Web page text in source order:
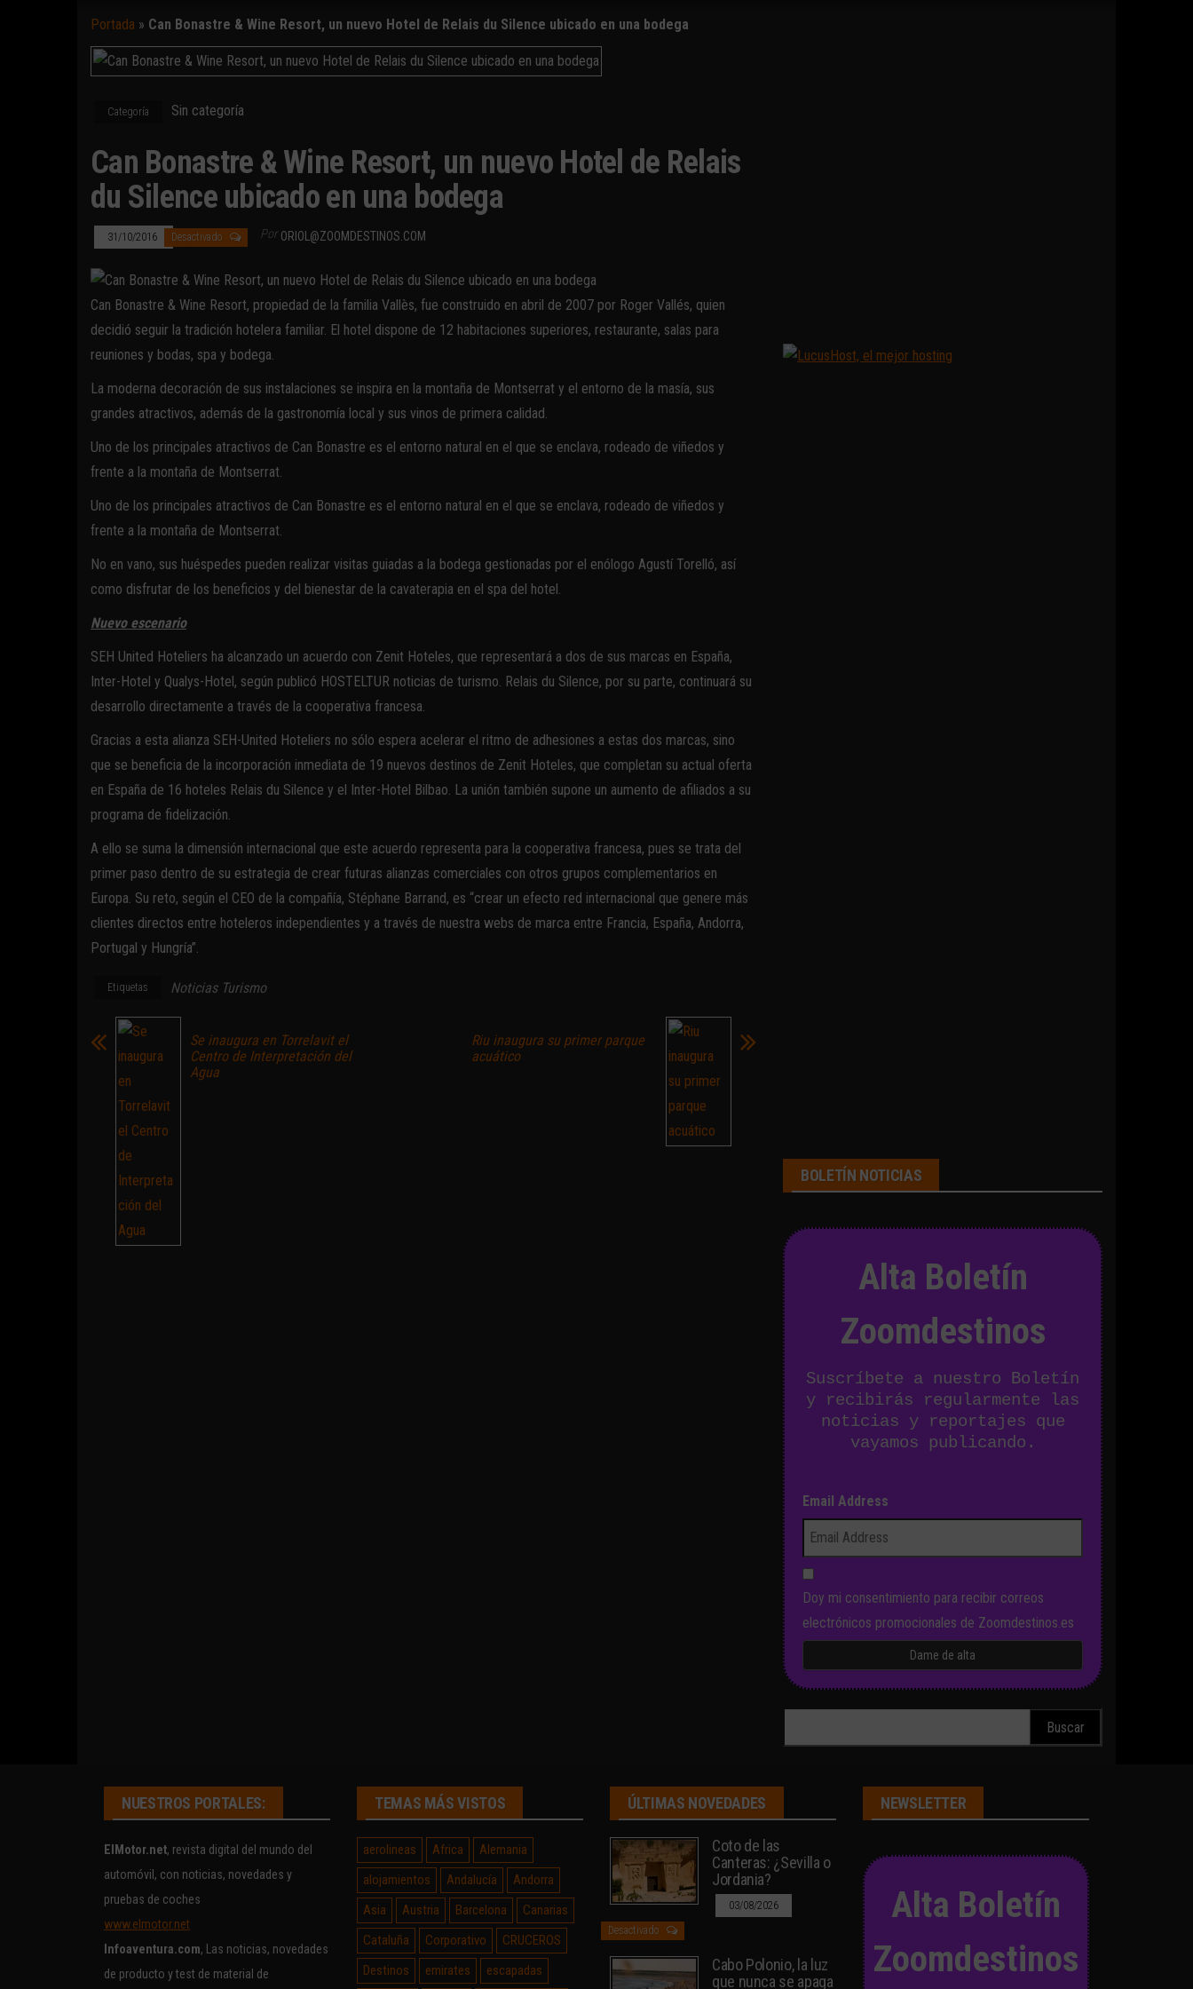
Portada » Can Bonastre & Wine Resort, un nuevo Hotel de Relais du Silence ubicado en una bodega
Categoría Sin categoría
Can Bonastre & Wine Resort, un nuevo Hotel de Relais
du Silence ubicado en una bodega
31/10/2016 Desactivado Por ORIOL@ZOOMDESTINOS.COM
Can Bonastre & Wine Resort, propiedad de la familia Vallès, fue construido en abril de 2007 por Roger Vallés, quien
decidió seguir la tradición hotelera familiar. El hotel dispone de 12 habitaciones superiores, restaurante, salas para
reuniones y bodas, spa y bodega.
La moderna decoración de sus instalaciones se inspira en la montaña de Montserrat y el entorno de la masía, sus
grandes atractivos, además de la gastronomía local y sus vinos de primera calidad.
Uno de los principales atractivos de Can Bonastre es el entorno natural en el que se enclava, rodeado de viñedos y
frente a la montaña de Montserrat.
Uno de los principales atractivos de Can Bonastre es el entorno natural en el que se enclava, rodeado de viñedos y
frente a la montaña de Montserrat.
No en vano, sus huéspedes pueden realizar visitas guiadas a la bodega gestionadas por el enólogo Agustí Torelló, así
como disfrutar de los beneficios y del bienestar de la cavaterapia en el spa del hotel.
Nuevo escenario
SEH United Hoteliers ha alcanzado un acuerdo con Zenit Hoteles, que representará a dos de sus marcas en España,
Inter-Hotel y Qualys-Hotel, según publicó HOSTELTUR noticias de turismo. Relais du Silence, por su parte, continuará su
desarrollo directamente a través de la cooperativa francesa.
Gracias a esta alianza SEH-United Hoteliers no sólo espera acelerar el ritmo de adhesiones a estas dos marcas, sino
que se beneficia de la incorporación inmediata de 19 nuevos destinos de Zenit Hoteles, que completan su actual oferta
en España de 16 hoteles Relais du Silence y el Inter-Hotel Bilbao. La unión también supone un aumento de afiliados a su
programa de fidelización.
A ello se suma la dimensión internacional que este acuerdo representa para la cooperativa francesa, pues se trata del
primer paso dentro de su estrategia de crear futuras alianzas comerciales con otros grupos complementarios en
Europa. Su reto, según el CEO de la compañía, Stéphane Barrand, es “crear un efecto red internacional que genere más
clientes directos entre hoteleros independientes y a través de nuestra webs de marca entre Francia, España, Andorra,
Portugal y Hungría”.
Etiquetas Noticias Turismo
Se inaugura en Torrelavit el
Centro de Interpretación del
Agua
Riu inaugura su primer parque
acuático
BOLETÍN NOTICIAS
Alta Boletín
Zoomdestinos
Suscríbete a nuestro Boletín
y recibirás regularmente las
noticias y reportajes que
vayamos publicando.
Email Address
Doy mi consentimiento para recibir correos
electrónicos promocionales de Zoomdestinos.es
NUESTROS PORTALES:
ElMotor.net, revista digital del mundo del
automóvil, con noticias, novedades y
pruebas de coches
www.elmotor.net
Infoaventura.com, Las noticias, novedades
de producto y test de material de
TEMAS MÁS VISTOS
aerolineas Africa
Alemania
alojamientos
Andalucía
Andorra
Asia
Austria Barcelona
Canarias
Cataluña
Corporativo
CRUCEROS
Destinos
emirates
escapadas
ÚLTIMAS NOVEDADES
Coto de las
Canteras: ¿Sevilla o
Jordania?
03/08/2026
Desactivado
Cabo Polonio, la luz
que nunca se apaga
NEWSLETTER
Alta Boletín
Zoomdestinos